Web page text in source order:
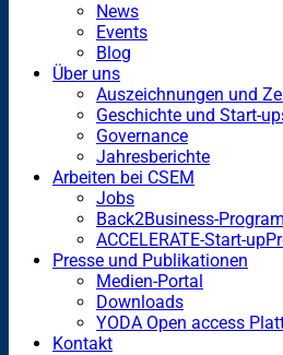
News
Events
Blog
Über uns
Auszeichnungen und
Geschichte und Start-
Governance
Jahresberichte
Arbeiten bei CSEM
Jobs
Back2Business-
ACCELERATE-Start-
Presse und Publikationen
Medien-Portal
Downloads
YODA Open access
Kontakt